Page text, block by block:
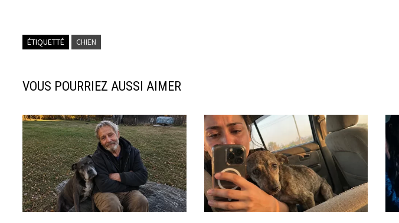
o
k
n
r
p
ÉTIQUETTÉ CHIEN
VOUS POURRIEZ AUSSI AIMER